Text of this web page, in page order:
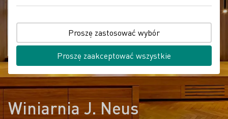
Winiarnia J. Neus
Proszę zastosować wybór
Proszę zaakceptować wszystkie